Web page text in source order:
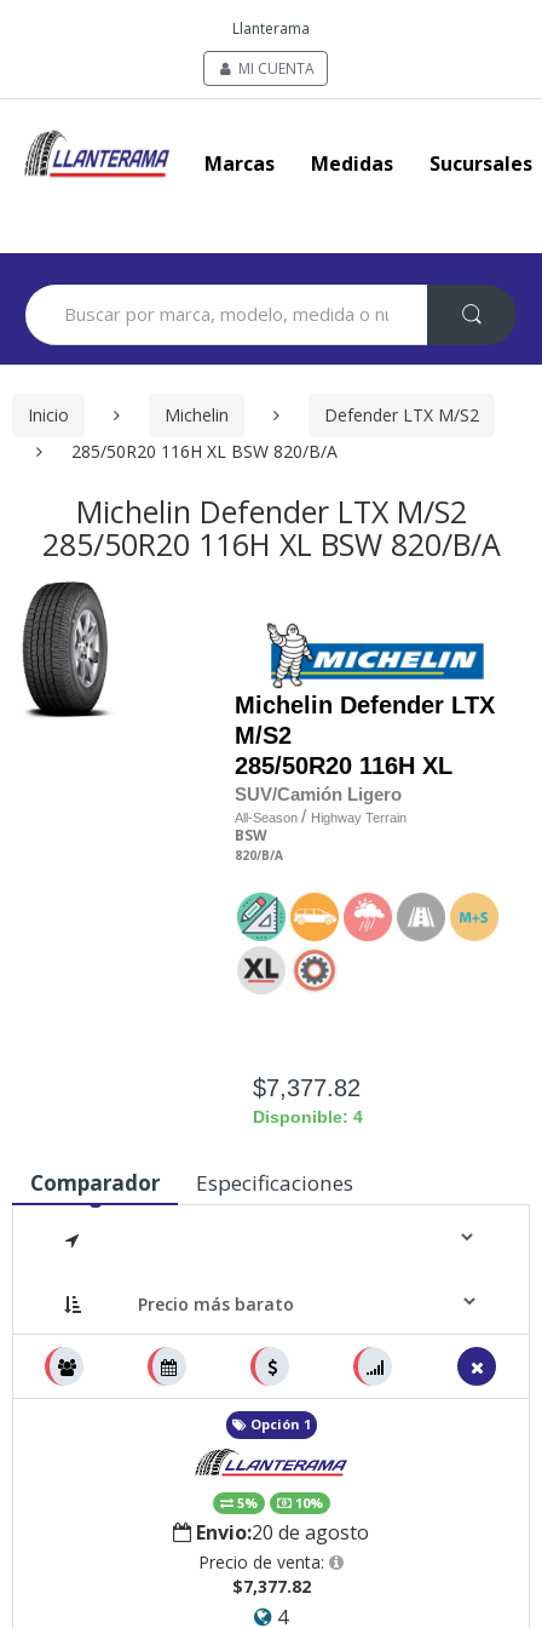
Llanterama
MI CUENTA
Marcas Medidas Sucursales
Search
for:
Inicio Michelin
Defender LTX M/S2
285/50R20 116H XL BSW 820/B/A
Michelin Defender LTX M/S2
285/50R20 116H XL BSW 820/B/A
Michelin Defender LTX
M/S2
285/50R20 116H XL
SUV/Camión Ligero
All-Season / Highway Terrain
BSW
820/B/A
$7,377.82
Disponible: 4
Comparador Especificaciones
Opción 1
5% 10%
Envio:20 de agosto
Precio de venta:
$7,377.82
4